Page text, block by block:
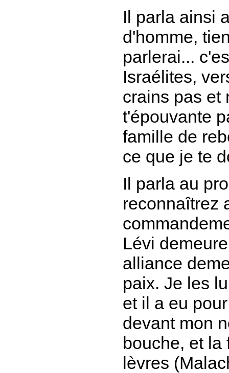
Il parla ainsi
d'homme,
parlerai...
Israélites,
crains pas et
t'épouvante
famille de
ce que je te
Il parla au
reconnaîtrez
Lévi
alliance
paix. Je les
et il a eu
devant mon
bouche, et la
lèvres